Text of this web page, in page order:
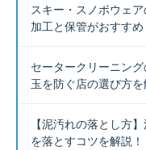
スキー・スノボウェ
加工と保管がおすすめ
セータークリーニン
玉を防ぐ店の選び方を
【泥汚れの落とし方
を落とすコツを解説！